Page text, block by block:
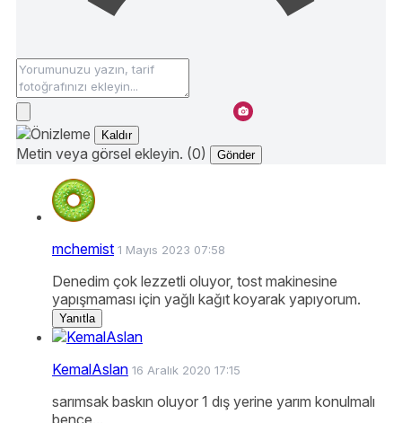
Kaldır
Metin veya görsel ekleyin. (0) Gönder
mchemist 1 Mayıs 2023 07:58
Denedim çok lezzetli oluyor, tost makinesine
yapışmaması için yağlı kağıt koyarak yapıyorum.
Yanıtla
KemalAslan 16 Aralık 2020 17:15
sarımsak baskın oluyor 1 dış yerine yarım konulmalı
bence...